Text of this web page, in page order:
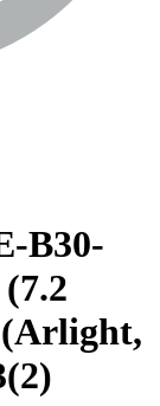
B30-
(Arlight,